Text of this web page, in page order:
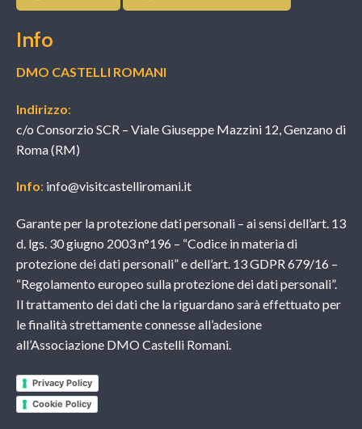
Info
DMO CASTELLI ROMANI
Indirizzo:
c/o Consorzio SCR – Viale Giuseppe Mazzini 12, Genzano di
Roma (RM)
Info: info@visitcastelliromani.it
Garante per la protezione dati personali – ai sensi dell’art. 13
d. lgs. 30 giugno 2003 n°196 – “Codice in materia di
protezione dei dati personali” e dell’art. 13 GDPR 679/16 –
“Regolamento europeo sulla protezione dei dati personali”.
Il trattamento dei dati che la riguardano sarà effettuato per
le finalità strettamente connesse all’adesione
all’Associazione DMO Castelli Romani.
Privacy Policy
Cookie Policy